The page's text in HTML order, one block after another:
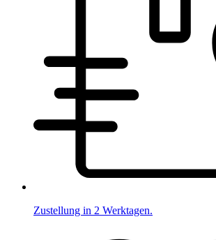
Zustellung in 2 Werktagen.